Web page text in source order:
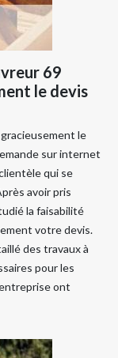
69
le devis
le
sur internet
qui se
avoir pris
la faisabilité
votre devis.
des travaux à
pour les
ont